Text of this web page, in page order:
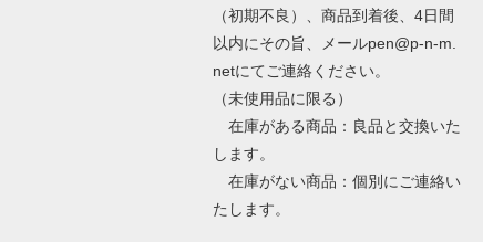
（初期不良）、商品到着後、4日間
以内にその旨、メールpen@p-n-m.
netにてご連絡ください。
（未使用品に限る）
在庫がある商品：良品と交換いた
します。
在庫がない商品：個別にご連絡い
たします。